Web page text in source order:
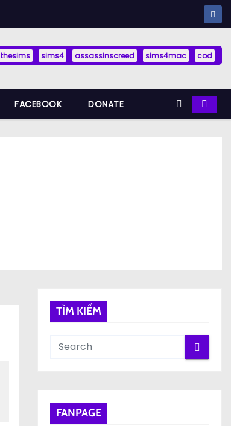
thesims sims4 assassinscreed sims4mac cod
FACEBOOK DONATE
TÌM KIẾM
FANPAGE